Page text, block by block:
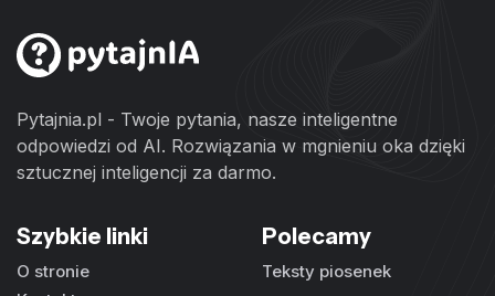
Pytajnia.pl - Twoje pytania, nasze inteligentne
odpowiedzi od AI. Rozwiązania w mgnieniu oka dzięki
sztucznej inteligencji za darmo.
Szybkie linki
O stronie
Polecamy
Teksty piosenek